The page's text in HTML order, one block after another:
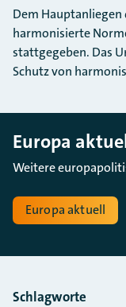
Dem
harmonisierte
stattgegeben. Das
Schutz von
Europa
Weitere
Europa aktuell
Schlagworte